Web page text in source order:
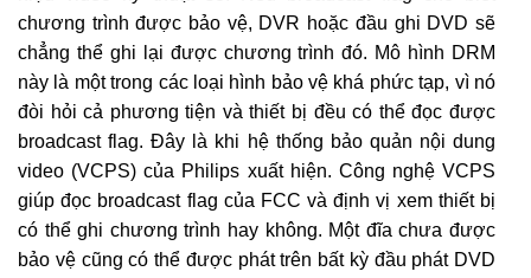
chương trình được bảo vệ, DVR hoặc đầu ghi DVD sẽ
chẳng thể ghi lại được chương trình đó. Mô hình DRM
này là một trong các loại hình bảo vệ khá phức tạp, vì nó
đòi hỏi cả phương tiện và thiết bị đều có thể đọc được
broadcast flag. Đây là khi hệ thống bảo quản nội dung
video (VCPS) của Philips xuất hiện. Công nghệ VCPS
giúp đọc broadcast flag của FCC và định vị xem thiết bị
có thể ghi chương trình hay không. Một đĩa chưa được
bảo vệ cũng có thể được phát trên bất kỳ đầu phát DVD